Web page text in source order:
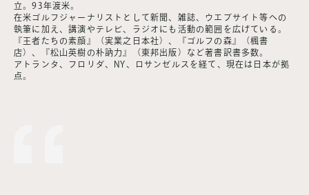
立。93年渡米。
在米ゴルフジャーナリストとして新聞、雑誌、ウエブサイト等への
執筆に加え、講演やテレビ、ラジオにも活動の範囲を広げている。
『王者たちの素顔』（実業之日本社）、『ゴルフの森』（楓書
店）、『松山英樹の朴訥力』（東邦出版）など著書訳書多数。
アトランタ、フロリダ、NY、ロサンゼルスを経て、現在は日本が拠
点。